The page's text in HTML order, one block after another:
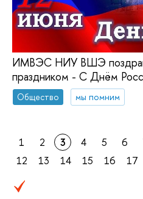
ИМВЭС НИУ ВШЭ
праздником - С Днём
Общество мы помним
1 2 3 4 5 6
12
13 14 15 16 17